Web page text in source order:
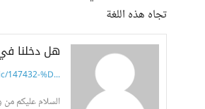
تجاه هذه اللغة
147432-%D...
السلام عليكم